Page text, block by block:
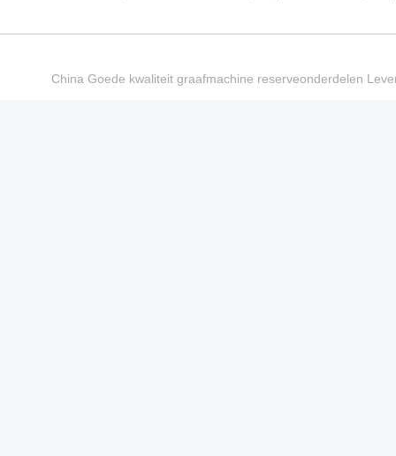
China Goede kwaliteit graafmachine reserveonderdelen